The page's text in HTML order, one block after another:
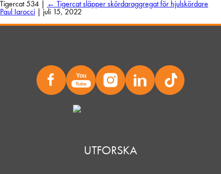
Tigercat 534 | ← Tigercat släpper skördaraggregat för hjulskördare
Paul Iarocci |juli 15, 2022
You
Tube
UTFORSKA